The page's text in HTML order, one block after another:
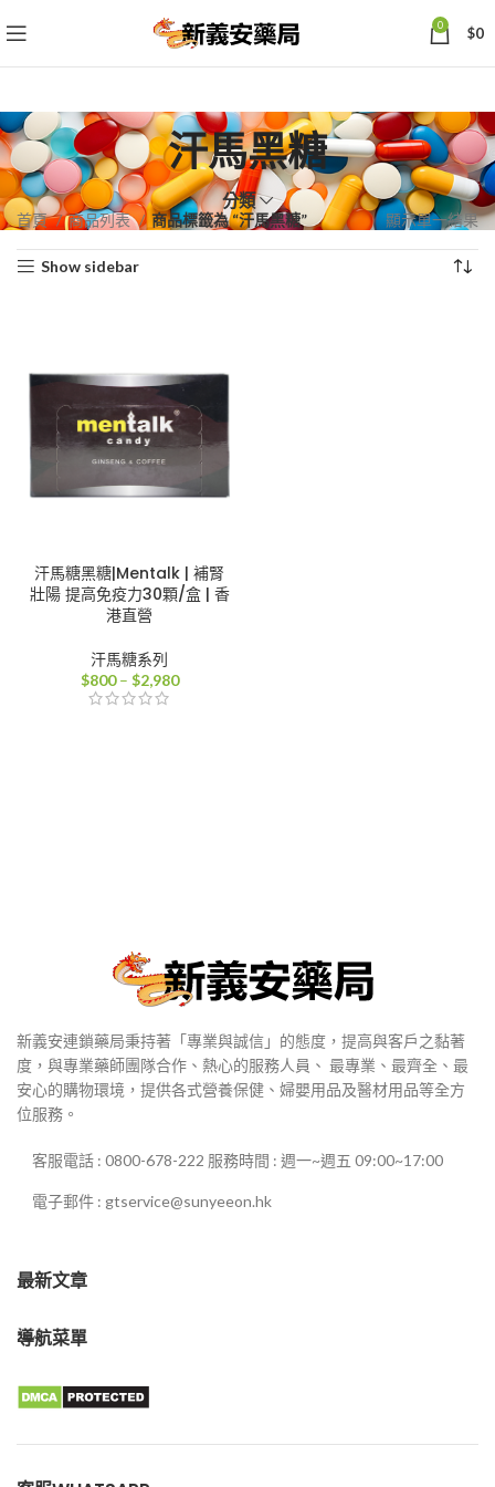
0 $0
汗馬黑糖
分類
首頁 商品列表 商品標籤為 “汗馬黑糖” 顯示單一結果
Show sidebar
汗馬糖黑糖|Mentalk | 補腎
壯陽 提高免疫力30顆/盒 | 香
港直營
汗馬糖系列
$800 – $2,980價
新義安連鎖藥局秉持著「專業與誠信」的態度，提高與客戶之黏著
度，與專業藥師團隊合作、熱心的服務人員、 最專業、最齊全、最
安心的購物環境，提供各式營養保健、婦嬰用品及醫材用品等全方
位服務。
客服電話 : 0800-678-222 服務時間 : 週一~週五 09:00~17:00
電子郵件 : gtservice@sunyeeon.hk
最新文章
導航菜單